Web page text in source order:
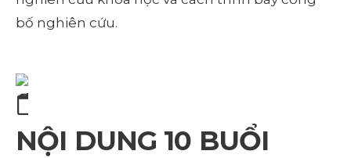
bố nghiên cứu.
NỘI DUNG 10 BUỔI